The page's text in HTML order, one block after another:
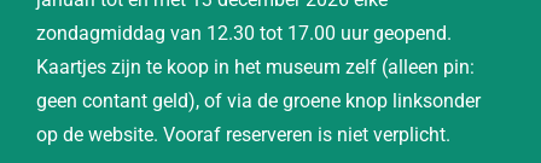
zondagmiddag van 12.30 tot 17.00 uur geopend.
Kaartjes zijn te koop in het museum zelf (alleen pin:
geen contant geld), of via de groene knop linksonder
op de website. Vooraf reserveren is niet verplicht.